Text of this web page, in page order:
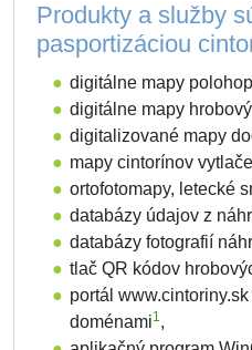
Produkty a služby
pasportizáciou
digitálne mapy
digitálne mapy
digitalizované mapy
mapy cintorínov
ortofotomapy, letecké
databázy údajov z
databázy fotografií
tlač QR kódov
portál
doménami1,